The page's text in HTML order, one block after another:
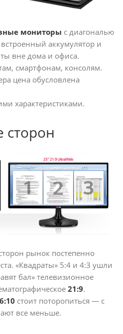
мониторы с диагональю
аккумулятор и
вне дома и офиса.
смартфонам, консолям.
цена обусловлена
характеристиками.
рынок постепенно
«Квадраты» 5:4 и 4:3 ушли
бал» телевизионное
21:9.
стоит поторопиться — с
все меньше.